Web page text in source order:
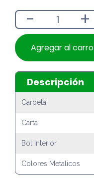
$3.290.
$2.990.
- +
Agregar al carro
Descripción
Carpeta
Carta
Bol Interior
Colores Metalicos